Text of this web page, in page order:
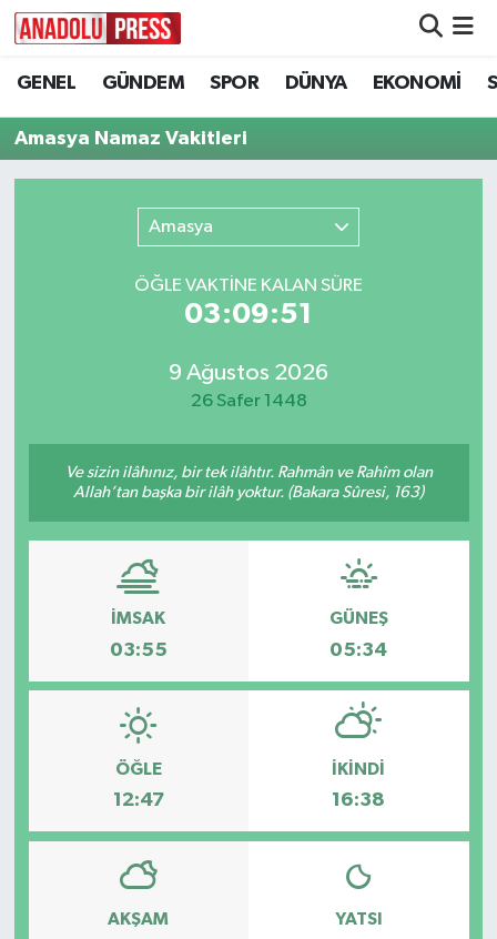
GENEL GÜNDEM SPOR DÜNYA EKONOMİ
Amasya Namaz Vakitleri
Amasya
ÖĞLE VAKTİNE KALAN SÜRE
03:09:51
9 Ağustos 2026
26 Safer 1448
Ve sizin ilâhınız, bir tek ilâhtır. Rahmân ve Rahîm olan
Allah’tan başka bir ilâh yoktur. (Bakara Sûresi, 163)
İMSAK
03:55
GÜNEŞ
05:34
ÖĞLE
12:47
İKINDI
16:38
AKŞAM YATSI
Nöbetçi Eczaneler
Hava Durumu
Süper Lig Puan Durumu ve Fikstür
Tüm Manşetler
Haber Arşivi